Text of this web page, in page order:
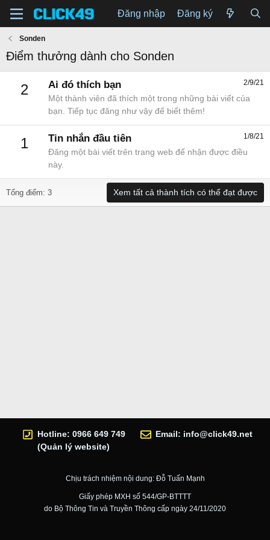
Đăng nhập Đăng ký
Sonden
Điểm thưởng dành cho Sonden
2 2/9/21
Ai đó thích bạn
Một thành viên đã thích một trong những bài viết của
bạn. Tiếp tục đăng như vậy để biết thêm!
1 1/8/21
Tin nhắn đầu tiên
Đăng một bài viết trên trang web để nhận được điều
này.
Tổng điểm: 3 Xem tất cả thành tích có thể đạt được
Hotline: 0966 649 749
(Quản lý website)
Email: info@click49.net
Chịu trách nhiệm nội dung: Đỗ Tuấn Mạnh
Giấy phép MXH số 544/GP-BTTTT
do Bộ Thông Tin và Truyền Thông cấp ngày 24/11/2020